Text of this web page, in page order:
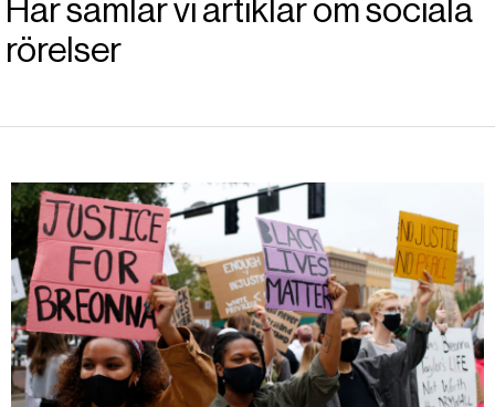
Här samlar vi artiklar om sociala
rörelser